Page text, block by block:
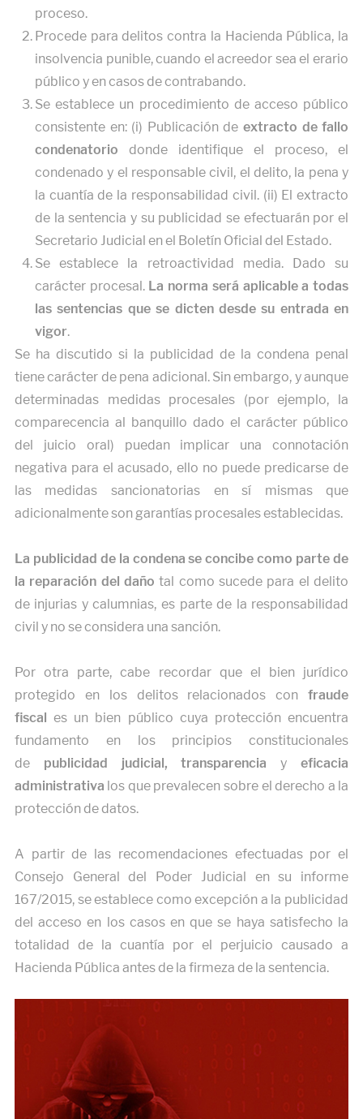
proceso.
Procede para delitos contra la Hacienda Pública, la
insolvencia punible, cuando el acreedor sea el erario
público y en casos de contrabando.
Se establece un procedimiento de acceso público
consistente en: (i) Publicación de extracto de fallo
condenatorio donde identifique el proceso, el
condenado y el responsable civil, el delito, la pena y
la cuantía de la responsabilidad civil. (ii) El extracto
de la sentencia y su publicidad se efectuarán por el
Secretario Judicial en el Boletín Oficial del Estado.
Se establece la retroactividad media. Dado su
carácter procesal. La norma será aplicable a todas
las sentencias que se dicten desde su entrada en
vigor.
Se ha discutido si la publicidad de la condena penal
tiene carácter de pena adicional. Sin embargo, y aunque
determinadas medidas procesales (por ejemplo, la
comparecencia al banquillo dado el carácter público
del juicio oral) puedan implicar una connotación
negativa para el acusado, ello no puede predicarse de
las medidas sancionatorias en sí mismas que
adicionalmente son garantías procesales establecidas.
La publicidad de la condena se concibe como parte de
la reparación del daño tal como sucede para el delito
de injurias y calumnias, es parte de la responsabilidad
civil y no se considera una sanción.
Por otra parte, cabe recordar que el bien jurídico
protegido en los delitos relacionados confraude
fiscal es un bien público cuya protección encuentra
fundamento en los principios constitucionales
de publicidad judicial, transparenciay eficacia
administrativa los que prevalecen sobre el derecho a la
protección de datos.
A partir de las recomendaciones efectuadas por el
Consejo General del Poder Judicial en su informe
167/2015, se establece como excepción a la publicidad
del acceso en los casos en que se haya satisfecho la
totalidad de la cuantía por el perjuicio causado a
Hacienda Pública antes de la firmeza de la sentencia.